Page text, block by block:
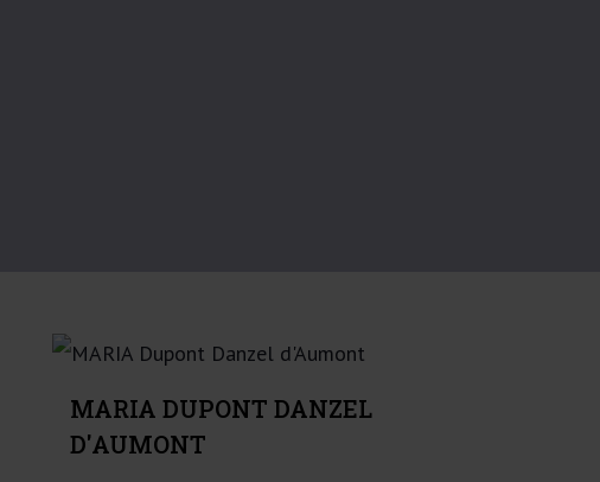
MARIA DUPONT DANZEL
D'AUMONT